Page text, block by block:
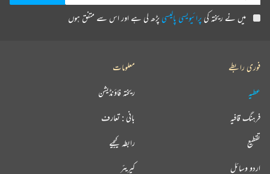
میں نے ریختہ کیپرائیویسی پالیسیپڑھ لی ہے اور اس سے متفق ہوں
فوری رابطے
عطیہ
فرہنگ قافیہ
تقطیع
اردو وسائل
معلومات
ریختہ فاؤنڈیشن
بانی : تعارف
رابطہ کیجیے
کیریئر